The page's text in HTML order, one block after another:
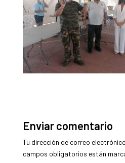
Enviar comentario
Tu dirección de correo
campos obligatorios están